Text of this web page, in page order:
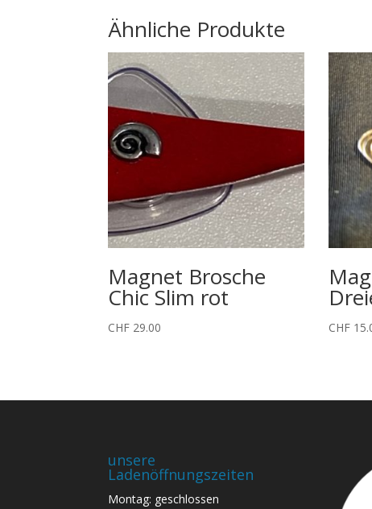
Ähnliche Produkte
Magnet Brosche
Chic Slim rot
CHF 29.00 CHF
unsere
Ladenöffnungszeiten
Montag: geschlossen